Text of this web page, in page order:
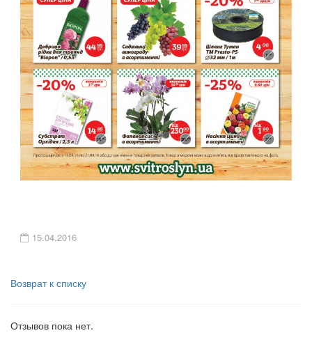
15.04.2016
Возврат к списку
Отзывов пока нет.